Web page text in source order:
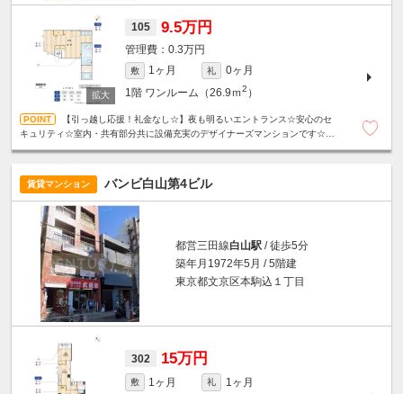
105 9.5万円
0.3万円
敷 1ヶ月 礼
0ヶ月
1階 ワンルーム（26.9ｍ2 ）
【引っ越し応援！礼金なし☆】夜も明るいエントランス☆安心のセ
キュリティ☆室内・共有部分共に設備充実のデザイナーズマンションです☆魅
賃貸マンション バンビ白山第4ビル
都営三田線白山駅 / 徒歩5分
築年月1972年5月 / 5階建
東京都文京区本駒込１丁目
302 15万円
敷 1ヶ月 礼
1ヶ月